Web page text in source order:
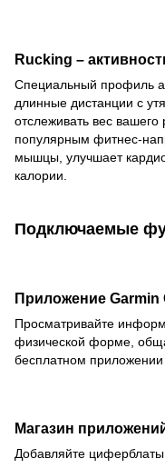
Rucking –
Специальный профиль
длинные дистанции с
отслеживать вес вашего
популярным фитнес-
мышцы, улучшает
калории.
Подключаемые
Приложение Garmin
Просматривайте
физической форме,
бесплатном приложении
Магазин
Добавляйте